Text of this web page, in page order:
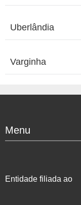
Uberlândia
Varginha
Menu
Entidade filiada ao